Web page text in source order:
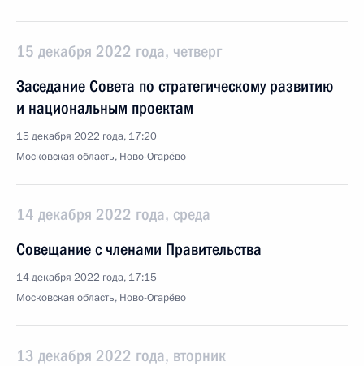
15 декабря 2022 года, четверг
Заседание Совета по стратегическому развитию
и национальным проектам
15 декабря 2022 года, 17:20
Московская область, Ново-Огарёво
14 декабря 2022 года, среда
Совещание с членами Правительства
14 декабря 2022 года, 17:15
Московская область, Ново-Огарёво
13 декабря 2022 года, вторник